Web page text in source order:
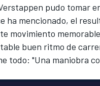
pudo tomar
ha mencionado, el
movimiento
buen ritmo de
todo: "Una maniobra